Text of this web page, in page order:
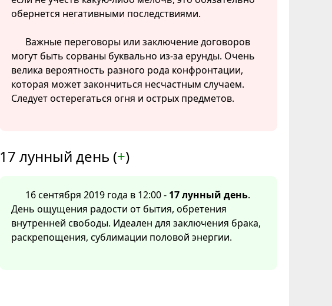
обернется негативными последствиями.
Важные переговоры или заключение договоров
могут быть сорваны буквально из-за ерунды. Очень
велика вероятность разного рода конфронтации,
которая может закончиться несчастным случаем.
Следует остерегаться огня и острых предметов.
17 лунный день (+)
16 сентября 2019 года в 12:00 - 17 лунный день.
День ощущения радости от бытия, обретения
внутренней свободы. Идеален для заключения брака,
раскрепощения, сублимации половой энергии.